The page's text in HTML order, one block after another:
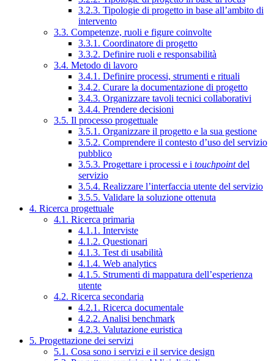
3.2.3. Tipologie di progetto in base all’ambito di
intervento
3.3. Competenze, ruoli e figure coinvolte
3.3.1. Coordinatore di progetto
3.3.2. Definire ruoli e responsabilità
3.4. Metodo di lavoro
3.4.1. Definire processi, strumenti e rituali
3.4.2. Curare la documentazione di progetto
3.4.3. Organizzare tavoli tecnici collaborativi
3.4.4. Prendere decisioni
3.5. Il processo progettuale
3.5.1. Organizzare il progetto e la sua gestione
3.5.2. Comprendere il contesto d’uso del servizio
pubblico
3.5.3. Progettare i processi e i touchpointdel
servizio
3.5.4. Realizzare l’interfaccia utente del servizio
3.5.5. Validare la soluzione ottenuta
4. Ricerca progettuale
4.1. Ricerca primaria
4.1.1. Interviste
4.1.2. Questionari
4.1.3. Test di usabilità
4.1.4. Web analytics
4.1.5. Strumenti di mappatura dell’esperienza
utente
4.2. Ricerca secondaria
4.2.1. Ricerca documentale
4.2.2. Analisi benchmark
4.2.3. Valutazione euristica
5. Progettazione dei servizi
5.1. Cosa sono i servizi e il service design